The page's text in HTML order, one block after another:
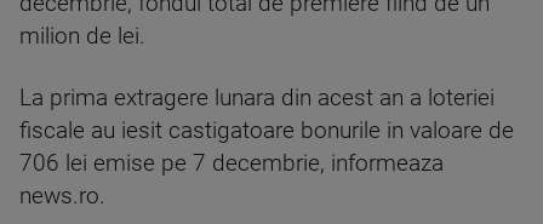
milion de lei.
La prima extragere lunara din acest an a loteriei
fiscale au iesit castigatoare bonurile in valoare de
706 lei emise pe 7 decembrie, informeaza
news.ro.